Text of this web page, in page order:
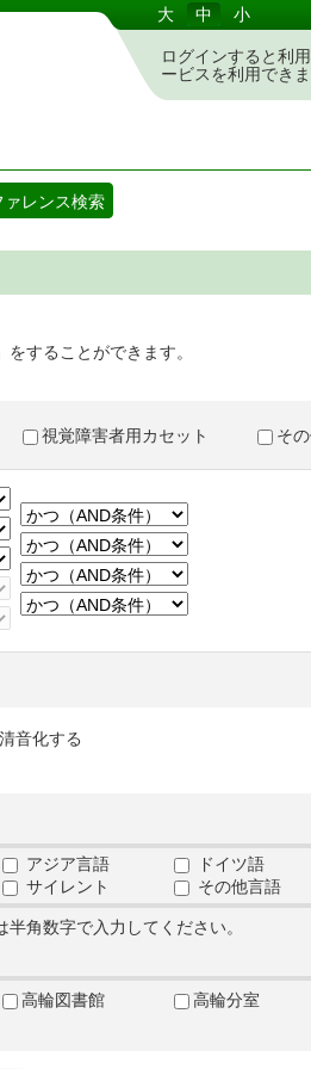
大 中 小
ログインすると利
ービスを利用できま
ァレンス検索
」をすることができます。
視覚障害者用カセット そ
清音化する
アジア言語 ドイツ語
サイレント
その他言語
角数字で入力してください。
高輪図書館 高輪分室